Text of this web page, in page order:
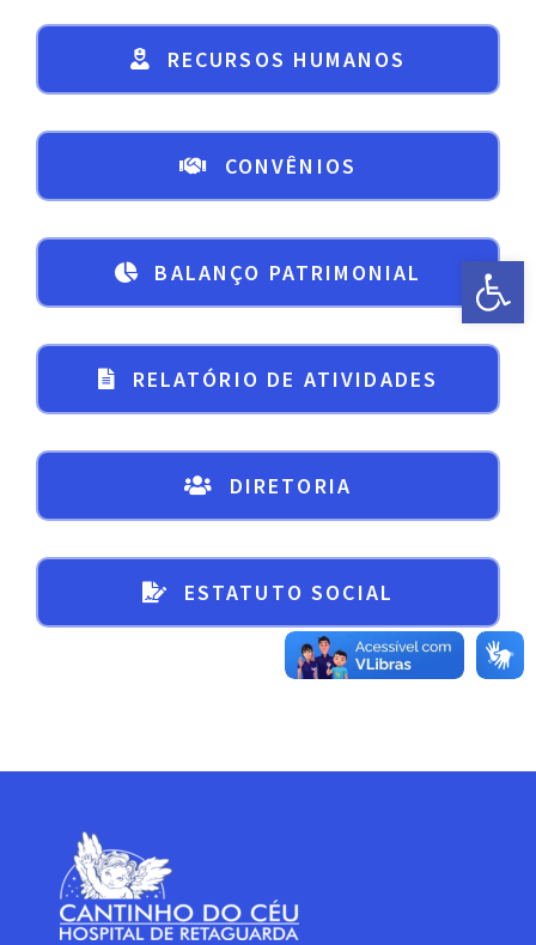
Abrir a
RECURSOS HUMANOS
CONVÊNIOS
BALANÇO PATRIMONIAL
RELATÓRIO DE ATIVIDADES
DIRETORIA
ESTATUTO SOCIAL